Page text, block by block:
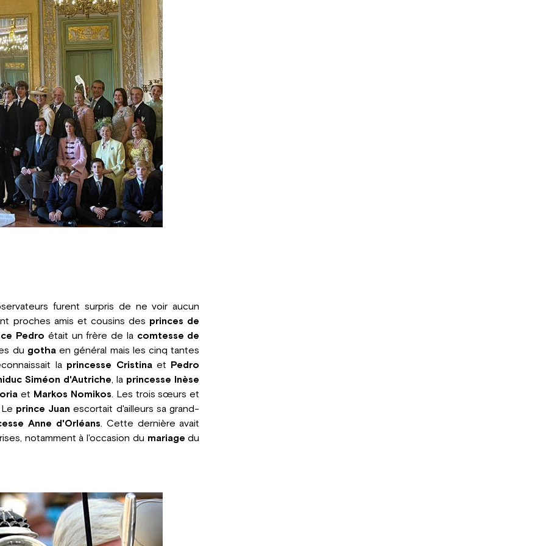
furent surpris de ne voir aucun
proches amis et cousins des princes de
Pedro était un frère de la comtesse de
du gothaen général mais les cinq tantes
la princesse Cristinaet
Pedro
Siméon d'Autriche, la princesse Inèse
et Markos Nomikos. Les trois sœurs et
prince Juan escortait d'ailleurs sa grand-
Anne d'Orléans. Cette dernière avait
notamment à l'occasion du mariage du